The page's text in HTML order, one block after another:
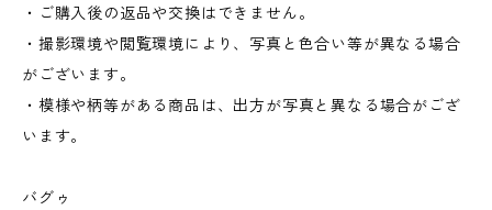
・ご購入後の返品や交換はできません。
・撮影環境や閲覧環境により、写真と色合い等が異なる場合
がございます。
・模様や柄等がある商品は、出方が写真と異なる場合がござ
います。
バグゥ